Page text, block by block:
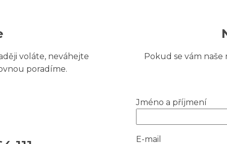
voláte, neváhejte
poradíme.
Pokud se vám
Jméno a příjmení
E-mail